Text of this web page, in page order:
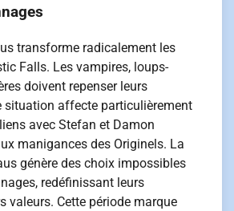
transforme radicalement les
Falls. Les vampires, loups-
doivent repenser leurs
situation affecte particulièrement
avec Stefan et Damon
manigances des Originels. La
génère des choix impossibles
redéfinissant leurs
valeurs. Cette période marque